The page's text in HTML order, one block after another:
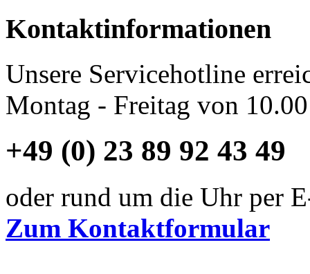
Kontaktinformationen
Unsere Servicehotline
Montag - Freitag von
+49 (0) 23 89 92 43 49
oder rund um die Uhr per
Zum Kontaktformular